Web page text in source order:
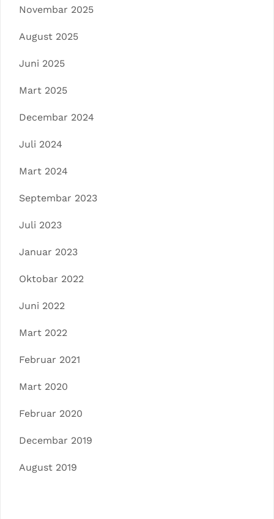
Novembar 2025
August 2025
Juni 2025
Mart 2025
Decembar 2024
Juli 2024
Mart 2024
Septembar 2023
Juli 2023
Januar 2023
Oktobar 2022
Juni 2022
Mart 2022
Februar 2021
Mart 2020
Februar 2020
Decembar 2019
August 2019